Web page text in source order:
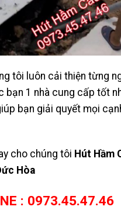
tôi luôn cải thiện từng
bạn 1 nhà cung cấp tốt
bạn giải quyết mọi
cho chúng tôi Hút Hầm
Hòa
: 0973.45.47.46